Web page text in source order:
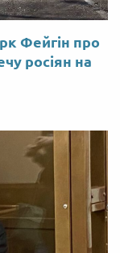
Фейгін про
росіян на